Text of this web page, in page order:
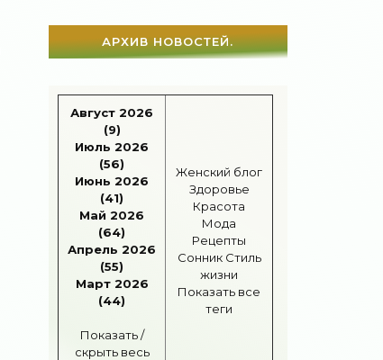
Шоппинг (47)
Отдых
Здоровье
Гороскоп (55)
Тесты онлайн (1460)
Дом (297)
Беременность
Автоледи
АРХИВ НОВОСТЕЙ.
Август 2026
(9)
Июль 2026
(56)
Июнь 2026
(41)
Май 2026
(64)
Апрель 2026
(55)
Март 2026
(44)
Показать /
скрыть весь
Женский блог
Здоровье
Красота
Мода
Рецепты
Сонник Стиль
жизни
Показать все
теги